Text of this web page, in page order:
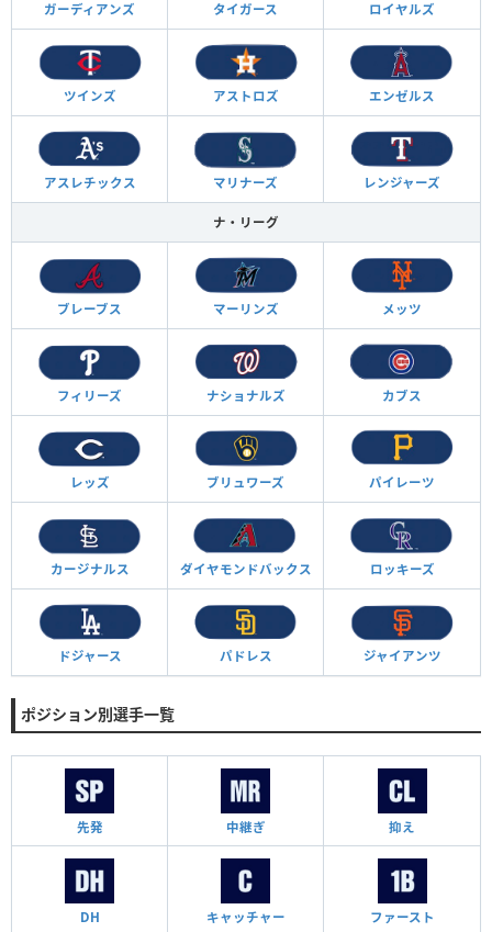
ガーディアンズ タイガース ロイヤルズ
ツインズ アストロズ エンゼルス
アスレチックス マリナーズ レンジャーズ
ナ・リーグ
ブレーブス マーリンズ メッツ
フィリーズ ナショナルズ カブス
レッズ ブリュワーズ パイレーツ
カージナルス ダイヤモンドバックス ロッキーズ
ドジャース パドレス ジャイアンツ
ポジション別選手一覧
先発 中継ぎ 抑え
DH キャッチャー ファースト